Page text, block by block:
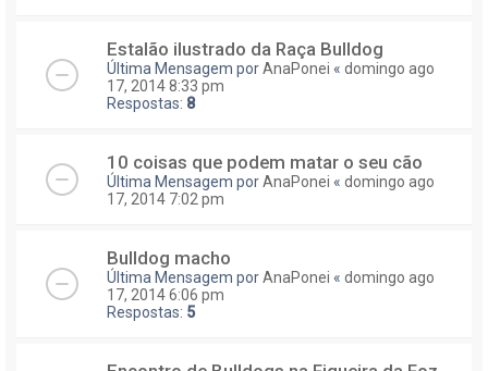
Estalão ilustrado da Raça Bulldog
Última Mensagem porAnaPonei « domingo ago
17, 2014 8:33 pm
Respostas: 8
10 coisas que podem matar o seu cão
Última Mensagem porAnaPonei « domingo ago
17, 2014 7:02 pm
Bulldog macho
Última Mensagem porAnaPonei « domingo ago
17, 2014 6:06 pm
Respostas: 5